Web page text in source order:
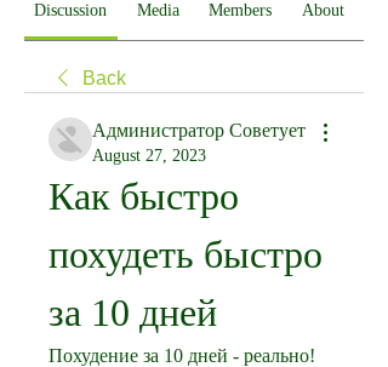
Discussion Media Members About
Back
Администратор Советует
August 27, 2023
Как быстро
похудеть быстро
за 10 дней
Похудение за 10 дней - реально!